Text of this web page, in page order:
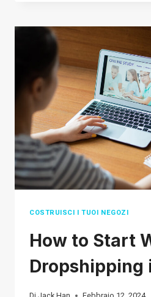
IN
COSTRUISCI I TUOI NEGOZI
How to Start
Dropshipping